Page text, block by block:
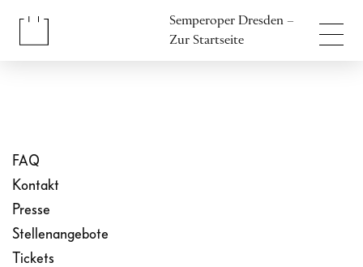
Semperoper Dresden –
Zur Startseite
FAQ
Kontakt
Presse
Stellenangebote
Tickets